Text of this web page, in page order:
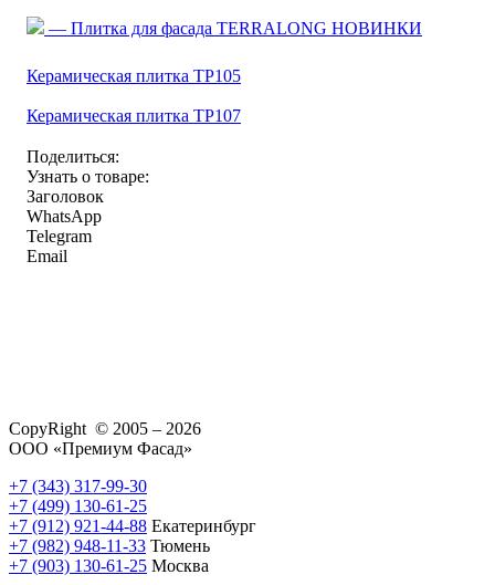
— Плитка для фасада TERRALONG НОВИНКИ
Керамическая плитка TP105
Керамическая плитка TP107
Поделиться:
Узнать о товаре:
Заголовок
WhatsApp
Telegram
Email
CopyRight © 2005 – 2026
ООО «Премиум Фасад»
+7 (343) 317-99-30
+7 (499) 130-61-25
+7 (912) 921-44-88 Екатеринбург
+7 (982) 948-11-33 Тюмень
+7 (903) 130-61-25 Москва